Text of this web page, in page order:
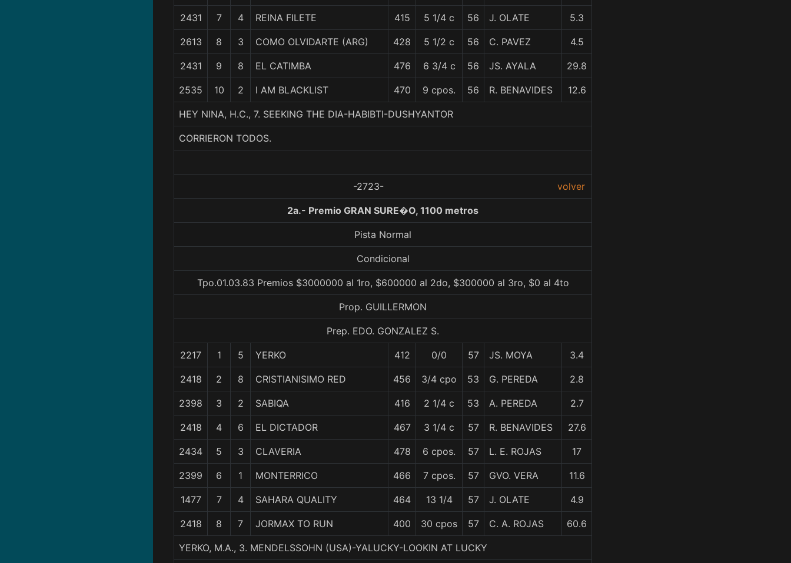
2431 7 4 REINA FILETE 415 5 1/4 c 56 J. OLATE 5.3
2613 8 3 COMO OLVIDARTE (ARG) 428 5 1/2 c 56 C. PAVEZ 4.5
2431 9 8 EL CATIMBA 476 6 3/4 c 56 JS. AYALA 29.8
2535 10 2 I AM BLACKLIST 470 9 cpos. 56 R. BENAVIDES 12.6
HEY NINA, H.C., 7. SEEKING THE DIA-HABIBTI-DUSHYANTOR
CORRIERON TODOS.
-2723- volver
2a.- Premio GRAN SURE�O, 1100 metros
Pista Normal
Condicional
Tpo.01.03.83 Premios $3000000 al 1ro, $600000 al 2do, $300000 al 3ro, $0 al 4to
Prop. GUILLERMON
Prep. EDO. GONZALEZ S.
2217 1 5 YERKO 412 0/0 57 JS. MOYA 3.4
2418 2 8 CRISTIANISIMO RED 456 3/4 cpo 53 G. PEREDA 2.8
2398 3 2 SABIQA 416 2 1/4 c 53 A. PEREDA 2.7
2418 4 6 EL DICTADOR 467 3 1/4 c 57 R. BENAVIDES 27.6
2434 5 3 CLAVERIA 478 6 cpos. 57 L. E. ROJAS 17
2399 6 1 MONTERRICO 466 7 cpos. 57 GVO. VERA 11.6
1477 7 4 SAHARA QUALITY 464 13 1/4 57 J. OLATE 4.9
2418 8 7 JORMAX TO RUN 400 30 cpos 57 C. A. ROJAS 60.6
YERKO, M.A., 3. MENDELSSOHN (USA)-YALUCKY-LOOKIN AT LUCKY